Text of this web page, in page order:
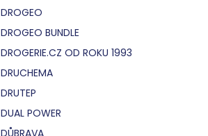
DROGEO
DROGEO BUNDLE
DROGERIE.CZ OD ROKU 1993
DRUCHEMA
DRUTEP
DUAL POWER